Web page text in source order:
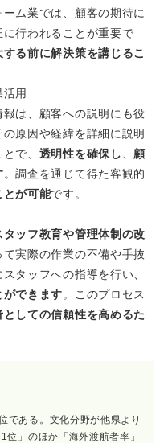
ム業では、顧客の期待に
行われることが重要で
する前に解決策を講じるこ
用
は、顧客への説明にも役
原因や経緯を詳細に説明
で、 透明性を確保し
顧
。調査を通じて得た客観的
とが可能です。
タッフ教育や管理体制の改
実際の作業の不備や手抜
タッフへの指導を行い、
できます。このプロセス
としての信頼性を高めるた
である。文化分野が他県より
」のほか「海外渡航者率」